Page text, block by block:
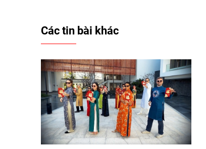
Các tin bài khác